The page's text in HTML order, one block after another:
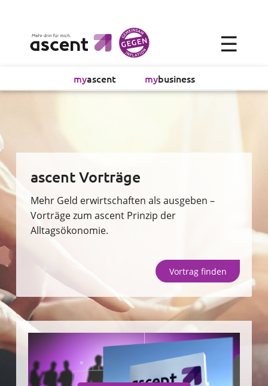
myascent mybusiness
×
Alltagsökonomie
Finanzvorsorge
Vollmachtsplanung
Sachversicherung
Unternehmen
SparpotenzialCheck Vortrag finden
☰
ascent Vorträge
Mehr Geld erwirtschaften als ausgeben –
Vorträge zum ascent Prinzip der
Alltagsökonomie.
Vortrag finden